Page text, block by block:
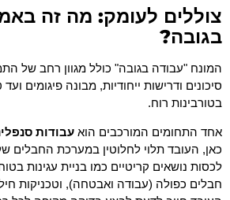
צוללים לעומק: מה זה
בגובה?
המונח "עבודה בגובה" כולל מגוון רחב של
סיכונים ודרישות ייחודיות, מבונה פיגומים
בטורבינות רוח.
אחד התחומים המורכבים הוא עבודות
כאן, העובד תלוי לחלוטין במערכת החבלים
לכסות נושאים קריטיים כמו בניית עגינות
חבלים כפולה (עבודה ואבטחה), וטכניקות